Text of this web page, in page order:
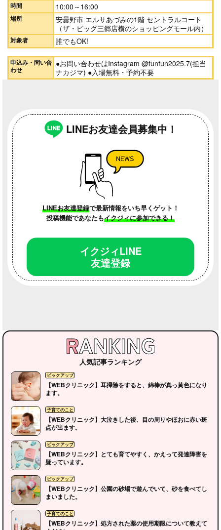
時間 10:00～16:00
場所
安曇野市 エルサあづみの1階 セントラルコート
（ザ・ビッグ三郷店横のショッピングモール内）
対象者 誰でもOK!
申込み・問い合
わせ
●お問い合わせはInstagram @funfun2025.7(担当
ナカジマ) ●入場無料・予約不要
LINEお友達会員募集中！
LINEお友達登録で最新情報をいち早くゲット！
投稿機能であなたもイクジィに参加できる！
イクジィLINE
友達登録
人気記事ランキング
【WEBクリニック】耳掃除をすると、綿棒が真っ黄色になり
ます。
【WEBクリニック】大泣きした後、目の周りやほおに赤い斑
点が出ます。
【WEBクリニック】とても育てやすく、かえって発達障害を
疑っています。
【WEBクリニック】公園の砂場で遊んでいて、砂を食べてし
まいました。
【WEBクリニック】処方された薬の使用期限について教えて